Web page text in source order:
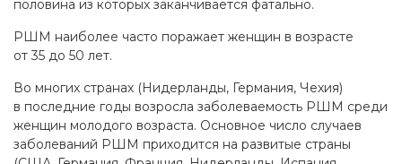
половина из которых заканчивается фатально.
РШМ наиболее часто поражает женщин в возрасте
от 35 до 50 лет.
Во многих странах (Нидерланды, Германия, Чехия)
в последние годы возросла заболеваемость РШМ среди
женщин молодого возраста. Основное число случаев
заболеваний РШМ приходится на развитые страны